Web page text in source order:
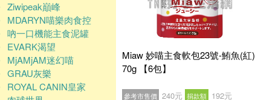
Ziwipeak巔峰
MDARYN喵樂肉食控
吶一口機能主食泥罐
EVARK渴望
MjAMjAM迷幻喵
GRAU灰樂
ROYAL CANIN皇家
Miaw 妙喵主食軟包23號-鮪魚(紅)
70g 【6包】
參考市售價 240元 捐款額 192元